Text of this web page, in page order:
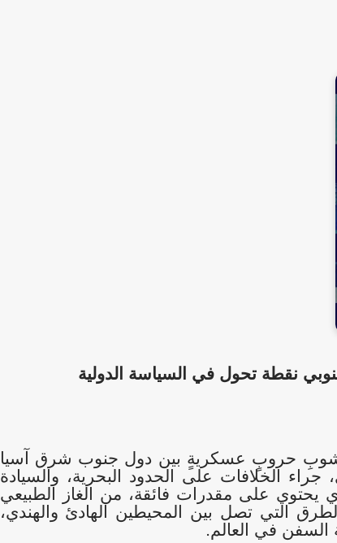
نقطة تحول في السياسة الدولية
نشوبِ حروبٍ عسكريةٍ بين دول جنوب شرق آسيا
الخلافات على الحدود البحرية، والسيادة
يحتوي على مقدرات فائقة، من الغاز الطبيعي
التي تصل بين المحيطين الهادئ والهندي،
السفن في العالم.